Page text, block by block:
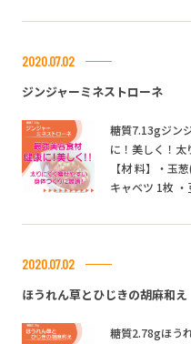
2020.07.02
ジンジャーミネストローネ
糖質7.13gジン
に！美しく！太
【材 料】・玉
キャベツ 1枚 ・
2020.07.02
ほうれん草とひじきの胡麻和え
糖質2.78gほう